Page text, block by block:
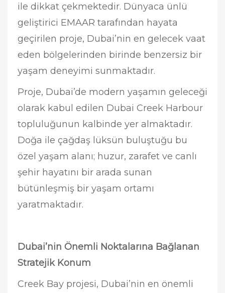
ile dikkat çekmektedir. Dünyaca ünlü
geliştirici EMAAR tarafından hayata
geçirilen proje, Dubai’nin en gelecek vaat
eden bölgelerinden birinde benzersiz bir
yaşam deneyimi sunmaktadır.
Proje, Dubai’de modern yaşamın geleceği
olarak kabul edilen Dubai Creek Harbour
topluluğunun kalbinde yer almaktadır.
Doğa ile çağdaş lüksün buluştuğu bu
özel yaşam alanı; huzur, zarafet ve canlı
şehir hayatını bir arada sunan
bütünleşmiş bir yaşam ortamı
yaratmaktadır.
Dubai’nin Önemli Noktalarına Bağlanan
Stratejik Konum
Creek Bay projesi, Dubai’nin en önemli